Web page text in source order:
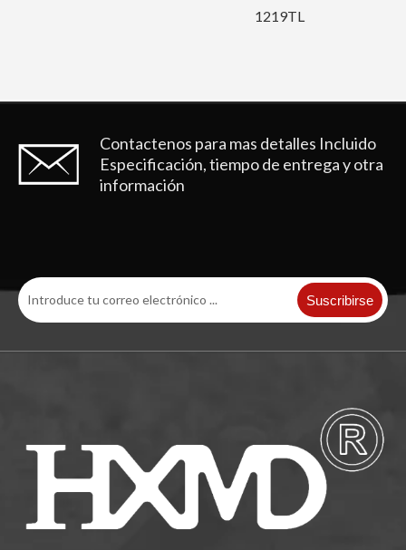
Contactenos para mas detalles Incluido
Especificación, tiempo de entrega y otra
información
Suscribirse